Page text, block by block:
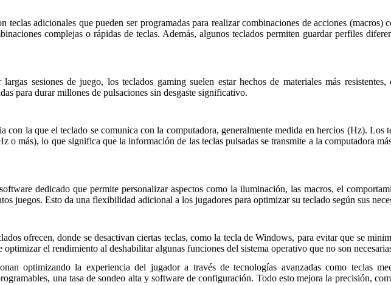
teclas adicionales que pueden ser programadas para realizar combinaciones de acciones (macros)
complejas o rápidas de teclas. Además, algunos teclados permiten guardar perfiles
sesiones de juego, los teclados gaming suelen estar hechos de materiales más
para durar millones de pulsaciones sin desgaste significativo.
con la que el teclado se comunica con la computadora, generalmente medida en hercios (Hz). Los
o más), lo que significa que la información de las teclas pulsadas se transmite a la computadora
dedicado que permite personalizar aspectos como la iluminación, las macros, el
juegos. Esto da una flexibilidad adicional a los jugadores para optimizar su teclado según sus
ofrecen, donde se desactivan ciertas teclas, como la tecla de Windows, para evitar que se
el rendimiento al deshabilitar algunas funciones del sistema operativo que no son
optimizando la experiencia del jugador a través de tecnologías avanzadas como teclas
una tasa de sondeo alta y software de configuración. Todo esto mejora la precisión,